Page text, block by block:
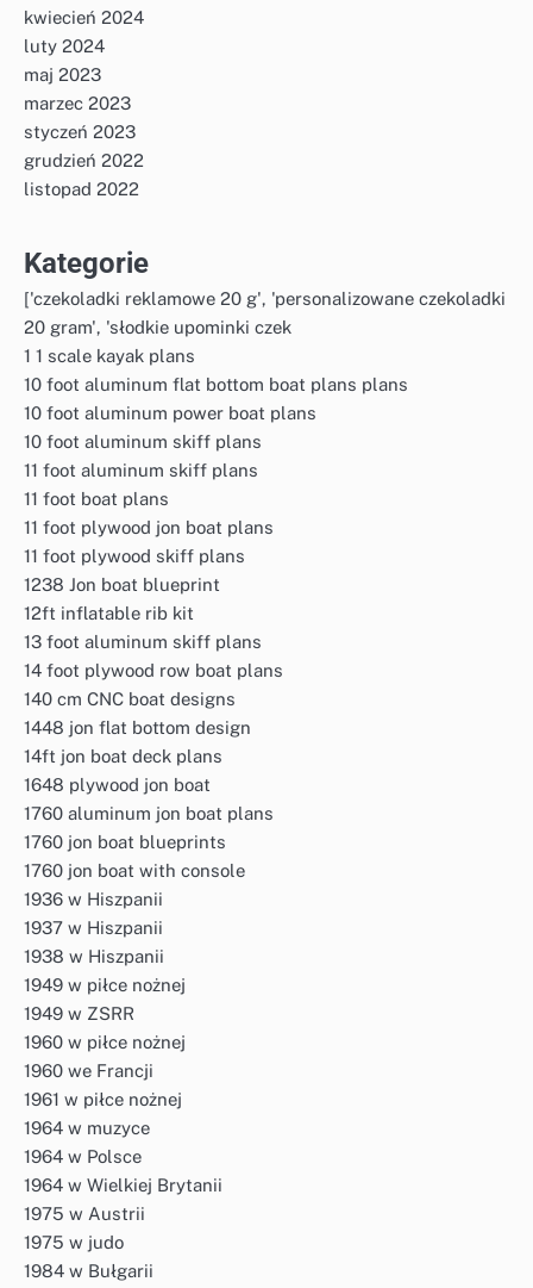
kwiecień 2024
luty 2024
maj 2023
marzec 2023
styczeń 2023
grudzień 2022
listopad 2022
Kategorie
['czekoladki reklamowe 20 g', 'personalizowane czekoladki
20 gram', 'słodkie upominki czek
1 1 scale kayak plans
10 foot aluminum flat bottom boat plans plans
10 foot aluminum power boat plans
10 foot aluminum skiff plans
11 foot aluminum skiff plans
11 foot boat plans
11 foot plywood jon boat plans
11 foot plywood skiff plans
1238 Jon boat blueprint
12ft inflatable rib kit
13 foot aluminum skiff plans
14 foot plywood row boat plans
140 cm CNC boat designs
1448 jon flat bottom design
14ft jon boat deck plans
1648 plywood jon boat
1760 aluminum jon boat plans
1760 jon boat blueprints
1760 jon boat with console
1936 w Hiszpanii
1937 w Hiszpanii
1938 w Hiszpanii
1949 w piłce nożnej
1949 w ZSRR
1960 w piłce nożnej
1960 we Francji
1961 w piłce nożnej
1964 w muzyce
1964 w Polsce
1964 w Wielkiej Brytanii
1975 w Austrii
1975 w judo
1984 w Bułgarii